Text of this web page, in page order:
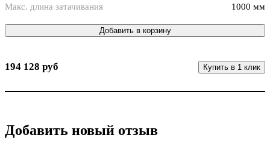
Макс. длина затачивания
1000 мм
Добавить в корзину
194 128 руб Купить в 1 клик
Добавить новый отзыв